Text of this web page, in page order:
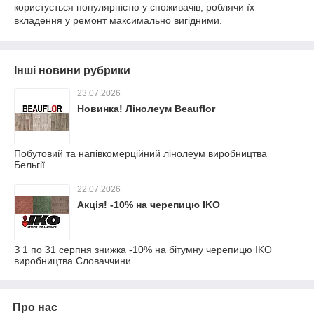
користується популярністю у споживачів, роблячи їх
вкладення у ремонт максимально вигідними.
Інші новини рубрики
23.07.2026
Новинка! Лінолеум Beauflor
Побутовий та напівкомерційний лінолеум виробництва
Бельгії.
22.07.2026
Акція! -10% на черепицю IKO
З 1 по 31 серпня знижка -10% на бітумну черепицю IKO
виробництва Словаччини.
Про нас